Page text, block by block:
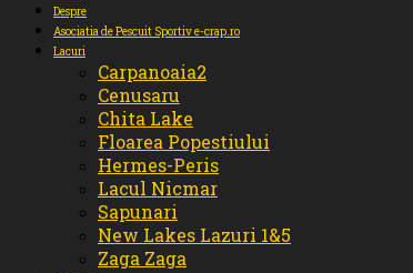
Despre
Asociatia de Pescuit Sportiv e-crap.ro
Lacuri
Carpanoaia2
Cenusaru
Chita Lake
Floarea Popestiului
Hermes-Peris
Lacul Nicmar
Sapunari
New Lakes Lazuri 1&5
Zaga Zaga